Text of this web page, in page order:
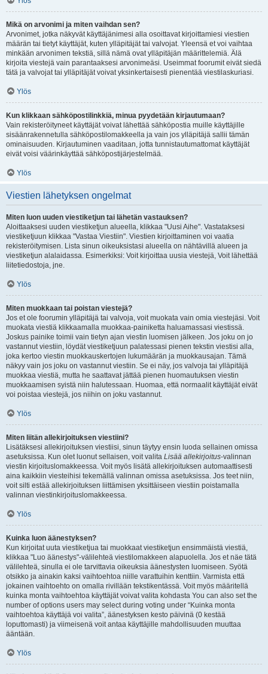
Mikä on arvonimi ja miten vaihdan sen?
Arvonimet, jotka näkyvät käyttäjänimesi alla osoittavat kirjoittamiesi viestien
määrän tai tietyt käyttäjät, kuten ylläpitäjät tai valvojat. Yleensä et voi vaihtaa
minkään arvonimen tekstiä, sillä nämä ovat ylläpitäjän määrittelemiä. Älä
kirjoita viestejä vain parantaaksesi arvonimeäsi. Useimmat foorumit eivät siedä
tätä ja valvojat tai ylläpitäjät voivat yksinkertaisesti pienentää viestilaskuriasi.
Ylös
Kun klikkaan sähköpostilinkkiä, minua pyydetään kirjautumaan?
Vain rekisteröityneet käyttäjät voivat lähettää sähköpostia muille käyttäjille
sisäänrakennetulla sähköpostilomakkeella ja vain jos ylläpitäjä sallii tämän
ominaisuuden. Kirjautuminen vaaditaan, jotta tunnistautumattomat käyttäjät
eivät voisi väärinkäyttää sähköpostijärjestelmää.
Ylös
Viestien lähetyksen ongelmat
Miten luon uuden viestiketjun tai lähetän vastauksen?
Aloittaaksesi uuden viestiketjun alueella, klikkaa "Uusi Aihe". Vastataksesi
viestiketjuun klikkaa "Vastaa Viestiin". Viestien kirjoittaminen voi vaatia
rekisteröitymisen. Lista sinun oikeuksistasi alueella on nähtävillä alueen ja
viestiketjun alalaidassa. Esimerkiksi: Voit kirjoittaa uusia viestejä, Voit lähettää
liitetiedostoja, jne.
Ylös
Miten muokkaan tai poistan viestejä?
Jos et ole foorumin ylläpitäjä tai valvoja, voit muokata vain omia viestejäsi. Voit
muokata viestiä klikkaamalla muokkaa-painiketta haluamassasi viestissä.
Joskus painike toimii vain tietyn ajan viestin luomisen jälkeen. Jos joku on jo
vastannut viestiin, löydät viestiketjuun palatessasi pienen tekstin viestisi alla,
joka kertoo viestin muokkauskertojen lukumäärän ja muokkausajan. Tämä
näkyy vain jos joku on vastannut viestiin. Se ei näy, jos valvoja tai ylläpitäjä
muokkaa viestiä, mutta he saattavat jättää pienen huomautuksen viestin
muokkaamisen syistä niin halutessaan. Huomaa, että normaalit käyttäjät eivät
voi poistaa viestejä, jos niihin on joku vastannut.
Ylös
Miten liitän allekirjoituksen viestiini?
Lisätäksesi allekirjoituksen viestiisi, sinun täytyy ensin luoda sellainen omissa
asetuksissa. Kun olet luonut sellaisen, voit valita Lisää allekirjoitus-valinnan
viestin kirjoituslomakkeessa. Voit myös lisätä allekirjoituksen automaattisesti
aina kaikkiin viesteihisi tekemällä valinnan omissa asetuksissa. Jos teet niin,
voit silti estää allekirjoituksen liittämisen yksittäiseen viestiin poistamalla
valinnan viestinkirjoituslomakkeessa.
Ylös
Kuinka luon äänestyksen?
Kun kirjoitat uuta viestiketjua tai muokkaat viestiketjun ensimmäistä viestiä,
klikkaa "Luo äänestys"-välilehteä viestilomakkeen alapuolella. Jos et näe tätä
välilehteä, sinulla ei ole tarvittavia oikeuksia äänestysten luomiseen. Syötä
otsikko ja ainakin kaksi vaihtoehtoa niille varattuihin kenttiin. Varmista että
jokainen vaihtoehto on omalla rivillään tekstikentässä. Voit myös määritellä
kuinka monta vaihtoehtoa käyttäjät voivat valita kohdasta You can also set the
number of options users may select during voting under “Kuinka monta
vaihtoehtoa käyttäjä voi valita”, äänestyksen kesto päivinä (0 kestää
loputtomasti) ja viimeisenä voit antaa käyttäjille mahdollisuuden muuttaa
ääntään.
Ylös